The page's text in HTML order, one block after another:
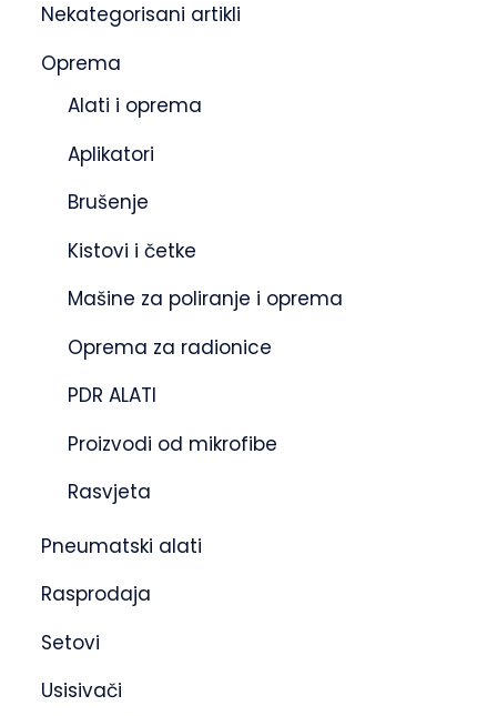
Nekategorisani artikli
Oprema
Alati i oprema
Aplikatori
Brušenje
Kistovi i četke
Mašine za poliranje i oprema
Oprema za radionice
PDR ALATI
Proizvodi od mikrofibe
Rasvjeta
Pneumatski alati
Rasprodaja
Setovi
Usisivači